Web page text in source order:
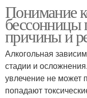
Понимание
бессонницы
причины и
Алкогольная
стадии и
увлечение не может
попадают